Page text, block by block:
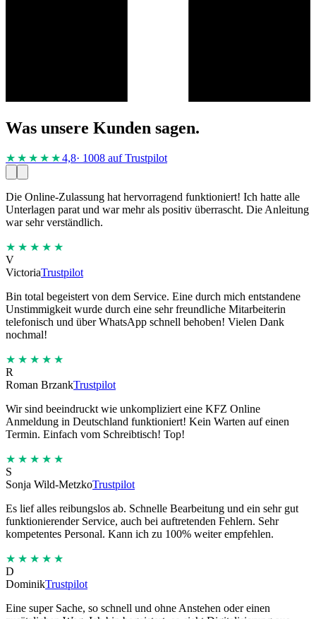
Was unsere Kunden sagen.
★★★★ ★4,8· 1008 auf Trustpilot
Die Online-Zulassung hat hervorragend funktioniert! Ich hatte alle
Unterlagen parat und war mehr als positiv überrascht. Die Anleitung
war sehr verständlich.
★★★★★
V
VictoriaTrustpilot
Bin total begeistert von dem Service. Eine durch mich entstandene
Unstimmigkeit wurde durch eine sehr freundliche Mitarbeiterin
telefonisch und über WhatsApp schnell behoben! Vielen Dank
nochmal!
★★★★★
R
Roman BrzankTrustpilot
Wir sind beeindruckt wie unkompliziert eine KFZ Online
Anmeldung in Deutschland funktioniert! Kein Warten auf einen
Termin. Einfach vom Schreibtisch! Top!
★★★★★
S
Sonja Wild-MetzkoTrustpilot
Es lief alles reibungslos ab. Schnelle Bearbeitung und ein sehr gut
funktionierender Service, auch bei auftretenden Fehlern. Sehr
kompetentes Personal. Kann ich zu 100% weiter empfehlen.
★★★★★
D
DominikTrustpilot
Eine super Sache, so schnell und ohne Anstehen oder einen